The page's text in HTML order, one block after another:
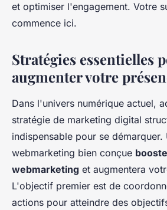
et optimiser l'engagement. Votre
commence ici.
Stratégies essentielles
augmenter votre
Dans l'univers numérique actuel,
stratégie de marketing digital
indispensable pour se démarquer.
webmarketing bien conçue
webmarketing et augmentera
L'objectif premier est de
actions pour atteindre des